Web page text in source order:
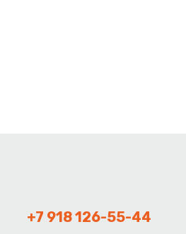
+7 918 126-55-44